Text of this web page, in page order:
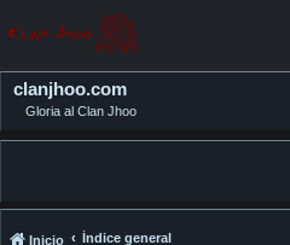
clanjhoo.com
Gloria al Clan Jhoo
Inicio Índice general